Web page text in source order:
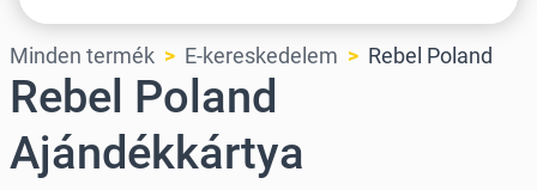
Minden termék E-kereskedelem Rebel Poland
Rebel Poland
Ajándékkártya